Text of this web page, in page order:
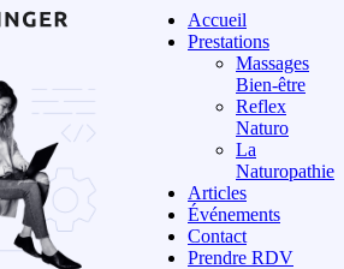
Accueil
Prestations
Massages
Bien-être
Reflex
Naturo
La
Naturopathie
Articles
Événements
Contact
Prendre RDV